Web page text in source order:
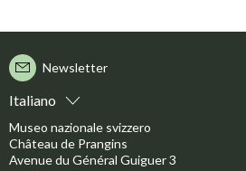
Italiano
Newsletter
Museo nazionale svizzero
Château de Prangins
Avenue du Général Guiguer 3